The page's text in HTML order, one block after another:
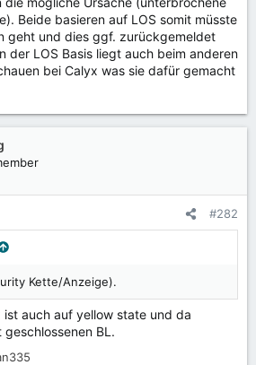
Beide basieren auf LOS somit müsste
geht und dies ggf. zurückgemeldet
der LOS Basis liegt auch beim anderen
bei Calyx was sie dafür gemacht
#282
Kette/Anzeige).
ist auch auf yellow state und da
BL.